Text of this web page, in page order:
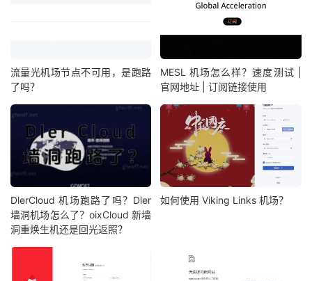
流量光机场节点不可用，是跑路
了吗？
MESL 机场怎么样？速度测试 |
官网地址 | 订阅链接使用
DlerCloud 机场跑路了吗？Dler
墙洞机场怎么了？oixCloud 新墙
洞重焕生机还是回光返照？
如何使用 Viking Links 机场？